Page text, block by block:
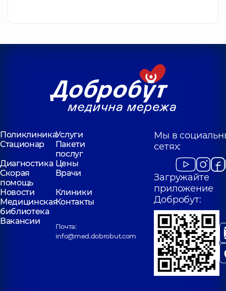
ПоликлиникаУслуги
Стационар
Пакети
послуг
Диагностика Цены
Скорая
помощь
Врачи
Новости
Клиники
Медицинская
библиотека
Контакты
Вакансии
Почта:
info@med.dobrobut.com
Мы в
сетях:
Загружайте
приложение
Добробут: